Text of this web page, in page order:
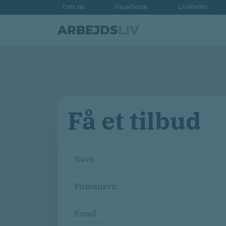
Om os Facebook LinkedIn
ARBEJDSLIV
Få et tilbud